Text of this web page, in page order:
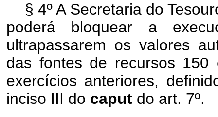
§ 4º A Secretaria do
poderá bloquear a
ultrapassarem os valores
das fontes de recursos
exercícios anteriores,
inciso III do caput do art. 7º.